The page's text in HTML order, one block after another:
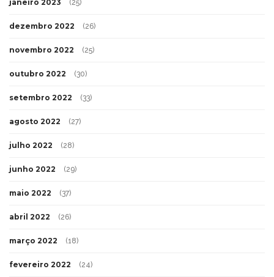
janeiro 2023 (25)
dezembro 2022 (26)
novembro 2022 (25)
outubro 2022 (30)
setembro 2022 (33)
agosto 2022 (27)
julho 2022 (28)
junho 2022 (29)
maio 2022 (37)
abril 2022 (26)
março 2022 (18)
fevereiro 2022 (24)